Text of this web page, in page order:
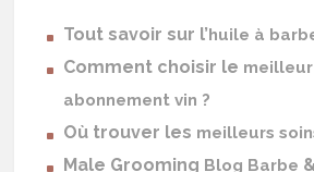
Tout savoir sur l’huile à
Comment choisir le meilleur
abonnement vin ?
Où trouver les meilleurs
Male Grooming Blog Barbe